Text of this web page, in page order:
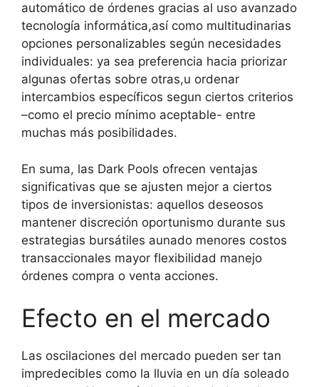
automático de órdenes gracias al uso avanzado
tecnología informática,así como multitudinarias
opciones personalizables según necesidades
individuales: ya sea preferencia hacia priorizar
algunas ofertas sobre otras,u ordenar
intercambios específicos segun ciertos criterios
–como el precio mínimo aceptable- entre
muchas más posibilidades.
En suma, las Dark Pools ofrecen ventajas
significativas que se ajusten mejor a ciertos
tipos de inversionistas: aquellos deseosos
mantener discreción oportunismo durante sus
estrategias bursátiles aunado menores costos
transaccionales mayor flexibilidad manejo
órdenes compra o venta acciones.
Efecto en el mercado
Las oscilaciones del mercado pueden ser tan
impredecibles como la lluvia en un día soleado